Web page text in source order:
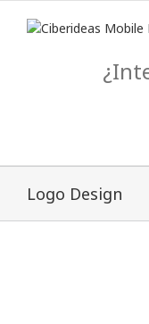
Logo Design